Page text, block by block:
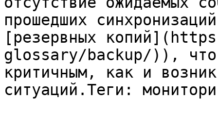
прошедших
[резервных
glossary/backup/)), что
критичным, как и
ситуаций.Теги: